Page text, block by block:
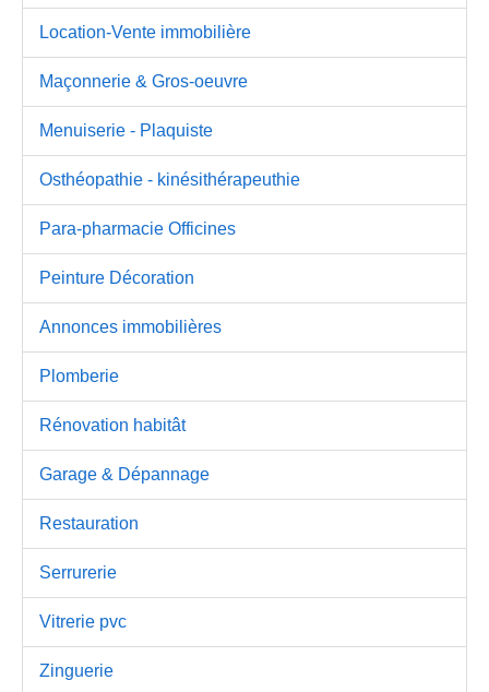
Location-Vente immobilière
Maçonnerie & Gros-oeuvre
Menuiserie - Plaquiste
Osthéopathie - kinésithérapeuthie
Para-pharmacie Officines
Peinture Décoration
Annonces immobilières
Plomberie
Rénovation habitât
Garage & Dépannage
Restauration
Serrurerie
Vitrerie pvc
Zinguerie